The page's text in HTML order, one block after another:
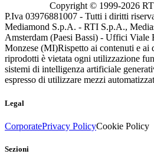
Copyright © 1999-2026
P.Iva 03976881007 - Tutti i diritti
Mediamond S.p.A. - RTI S.p.A.,
Amsterdam (Paesi Bassi) - Uffici Viale
Monzese (MI)Rispetto ai contenuti e ai
riprodotti è vietata ogni utilizzazione
sistemi di intelligenza artificiale
espresso di utilizzare mezzi
Legal
CorporatePrivacy PolicyCookie Policy
Sezioni